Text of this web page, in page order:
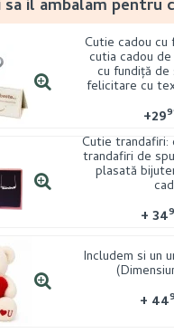
sa il ambalam pentru
Cutie cadou cu
cutia cadou
cu fundiță
felicitare cu
+29
Cutie trandafiri:
trandafiri de
plasată
+34
Includem si un
+ 44